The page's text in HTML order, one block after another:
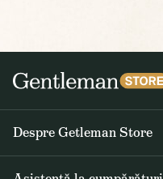
Despre Getleman Store